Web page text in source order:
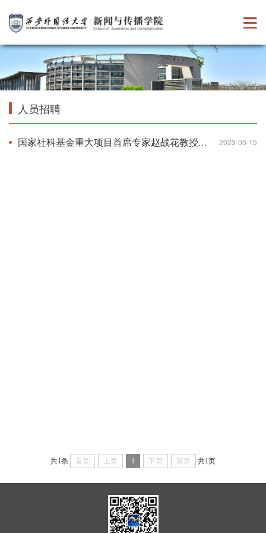
人员招聘
国家社科基金重大项目首席专家赵战花教授团队人才招聘公告 2023-05-15
共1条 首页 上页 1 下页 尾页 共1页